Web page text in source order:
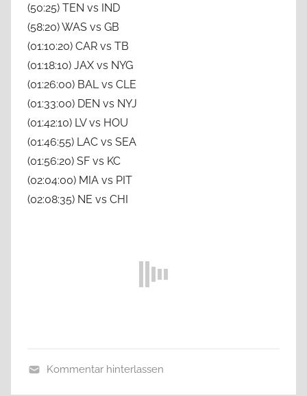
(50:25) TEN vs IND
(58:20) WAS vs GB
(01:10:20) CAR vs TB
(01:18:10) JAX vs NYG
(01:26:00) BAL vs CLE
(01:33:00) DEN vs NYJ
(01:42:10) LV vs HOU
(01:46:55) LAC vs SEA
(01:56:20) SF vs KC
(02:04:00) MIA vs PIT
(02:08:35) NE vs CHI
Kommentar hinterlassen